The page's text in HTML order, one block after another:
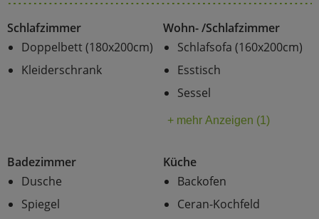
Schlafzimmer
Doppelbett (180x200cm)
Kleiderschrank
Wohn- /Schlafzimmer
Schlafsofa (160x200cm)
Esstisch
Sessel
+ mehr Anzeigen (1)
Badezimmer
Dusche
Spiegel
Küche
Backofen
Ceran-Kochfeld